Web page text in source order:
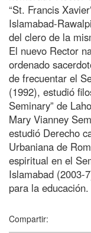
“St. Francis
Islamabad-
del clero de la
El nuevo Rector
ordenado
de frecuentar el
(1992), estudió
Seminary” de
Mary Vianney
estudió Derecho
Urbaniana de
espiritual en el
Islamabad (2003-
para la
Compartir: